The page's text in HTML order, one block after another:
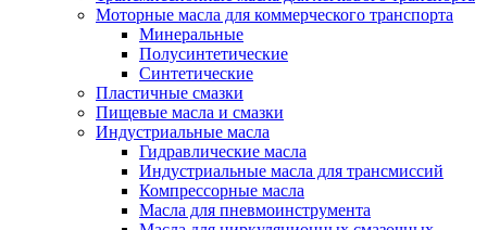
Моторные масла для коммерческого транспорта
Минеральные
Полусинтетические
Синтетические
Пластичные смазки
Пищевые масла и смазки
Индустриальные масла
Гидравлические масла
Индустриальные масла для трансмиссий
Компрессорные масла
Масла для пневмоинструмента